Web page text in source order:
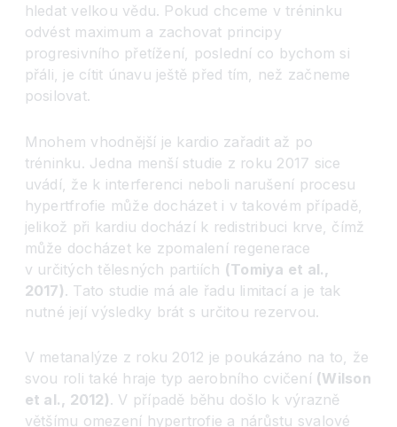
hledat velkou vědu. Pokud chceme v tréninku
odvést maximum a zachovat principy
progresivního přetížení, poslední co bychom si
přáli, je cítit únavu ještě před tím, než začneme
posilovat.
Mnohem vhodnější je kardio zařadit až po
tréninku. Jedna menší studie z roku 2017 sice
uvádí, že k interferenci neboli narušení procesu
hypertfrofie může docházet i v takovém případě,
jelikož při kardiu dochází k redistribuci krve, čímž
může docházet ke zpomalení regenerace
v určitých tělesných partiích (Tomiya et al.,
2017). Tato studie má ale řadu limitací a je tak
nutné její výsledky brát s určitou rezervou.
V metanalýze z roku 2012 je poukázáno na to, že
svou roli také hraje typ aerobního cvičení (Wilson
et al., 2012). V případě běhu došlo k výrazně
většímu omezení hypertrofie a nárůstu svalové